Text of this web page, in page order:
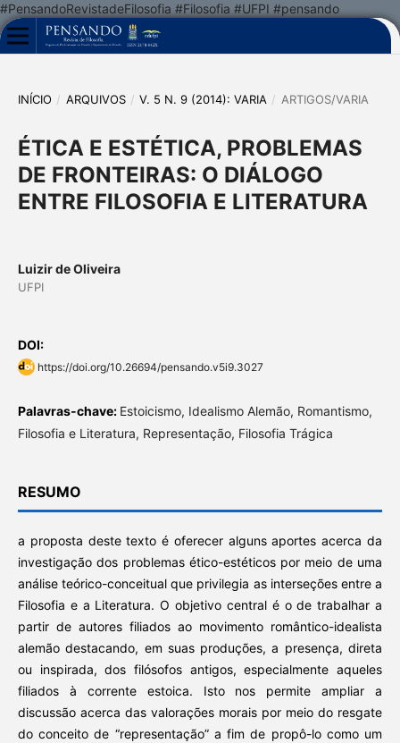
#PensandoRevistadeFilosofia #Filosofia #UFPI #pensando
INÍCIO / ARQUIVOS / V. 5 N. 9 (2014): VARIA / ARTIGOS/VARIA
ÉTICA E ESTÉTICA, PROBLEMAS
DE FRONTEIRAS: O DIÁLOGO
ENTRE FILOSOFIA E LITERATURA
Luizir de Oliveira
UFPI
DOI:
https://doi.org/10.26694/pensando.v5i9.3027
Palavras-chave: Estoicismo, Idealismo Alemão, Romantismo,
Filosofia e Literatura, Representação, Filosofia Trágica
RESUMO
a proposta deste texto é oferecer alguns aportes acerca da
investigação dos problemas ético-estéticos por meio de uma
análise teórico-conceitual que privilegia as interseções entre a
Filosofia e a Literatura. O objetivo central é o de trabalhar a
partir de autores filiados ao movimento romântico-idealista
alemão destacando, em suas produções, a presença, direta
ou inspirada, dos filósofos antigos, especialmente aqueles
filiados à corrente estoica. Isto nos permite ampliar a
discussão acerca das valorações morais por meio do resgate
do conceito de “representação” a fim de propô-lo como um